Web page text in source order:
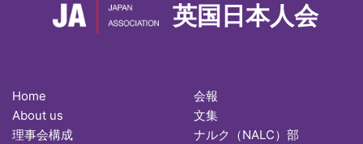
英国日本人会
Home
About us
理事会構成
会報
文集
ナルク（NALC）部